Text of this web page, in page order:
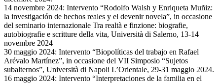
14 novembre 2024: Intervento “Rodolfo Walsh y Enriqueta Muñiz:
la investigación de hechos reales y el devenir novela”, in occasione
del seminario internazionale Tra realtà e finzione: biografie,
autobiografie e scritture della vita, Università di Salerno, 13-14
novembre 2024
30 maggio 2024: Intervento “Biopolíticas del trabajo en Rafael
Arévalo Martínez”, in occasione del VII Simposio “Sujetos
subalternos”, Università di Napoli L’Orientale, 29-31 maggio 2024.
16 maggio 2024: Intervento “Interpretaciones de la familia en el